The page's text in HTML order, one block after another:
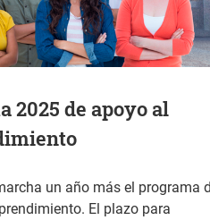
2025 de apoyo al
un año más el programa
El plazo para